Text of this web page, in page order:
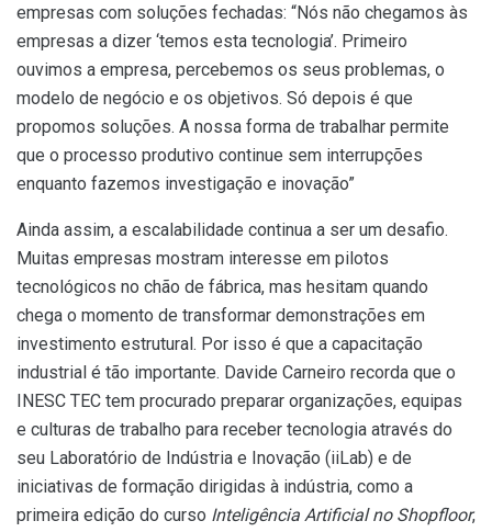
empresas com soluções fechadas: “Nós não chegamos às
empresas a dizer ‘temos esta tecnologia’. Primeiro
ouvimos a empresa, percebemos os seus problemas, o
modelo de negócio e os objetivos. Só depois é que
propomos soluções. A nossa forma de trabalhar permite
que o processo produtivo continue sem interrupções
enquanto fazemos investigação e inovação”
Ainda assim, a escalabilidade continua a ser um desafio.
Muitas empresas mostram interesse em pilotos
tecnológicos no chão de fábrica, mas hesitam quando
chega o momento de transformar demonstrações em
investimento estrutural. Por isso é que a capacitação
industrial é tão importante. Davide Carneiro recorda que o
INESC TEC tem procurado preparar organizações, equipas
e culturas de trabalho para receber tecnologia através do
seu Laboratório de Indústria e Inovação (iiLab) e de
iniciativas de formação dirigidas à indústria, como a
primeira edição do curso Inteligência Artificial no Shopfloor,